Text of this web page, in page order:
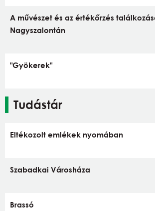
A művészet és az értékőrzés
Nagyszalontán
"Gyökerek"
Tudástár
Eltékozolt emlékek nyomában
Szabadkai Városháza
Brassó